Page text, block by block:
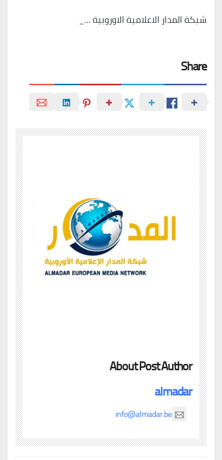
شبكة المدار الاعلامية الاوروبية …_
Share
About Post Author
almadar
info@almadar.be